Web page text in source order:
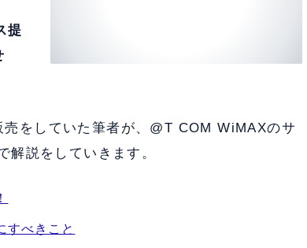
提
をしていた筆者が、@T COM WiMAXのサ
解説をしていきます。
すべきこと